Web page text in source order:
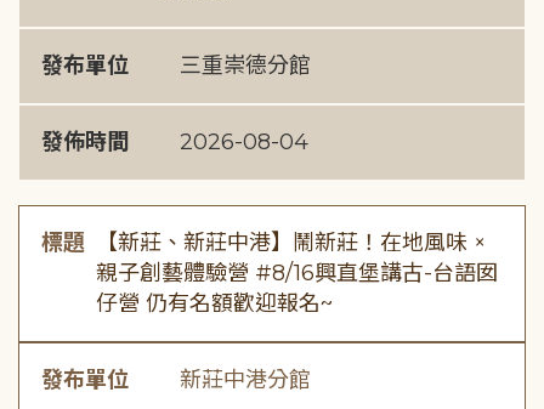
發布單位 三重崇德分館
發佈時間 2026-08-04
標題
【新莊、新莊中港】鬧新莊！在地風味 ×
親子創藝體驗營 #8/16興直堡講古-台語囡
仔營 仍有名額歡迎報名~
發布單位 新莊中港分館